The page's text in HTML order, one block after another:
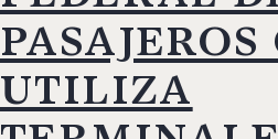
pasajeros
utiliza